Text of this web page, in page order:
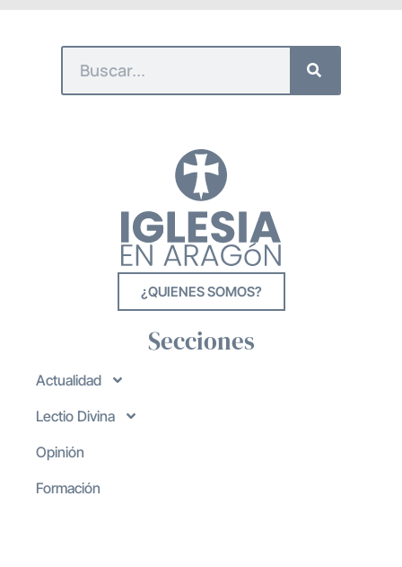
¿QUIENES SOMOS?
Secciones
Actualidad
Lectio Divina
Opinión
Formación